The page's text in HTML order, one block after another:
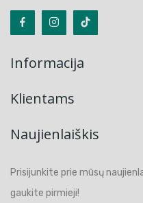
Informacija
Klientams
Naujienlaiškis
Prisijunkite prie mūsų
gaukite pirmieji!